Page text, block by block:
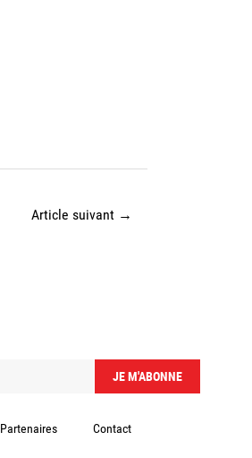
Article suivant →
Partenaires Contact